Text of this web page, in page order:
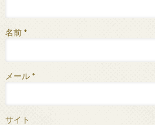
名前 *
メール *
サイト